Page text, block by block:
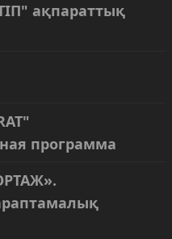
ақпараттық
программа